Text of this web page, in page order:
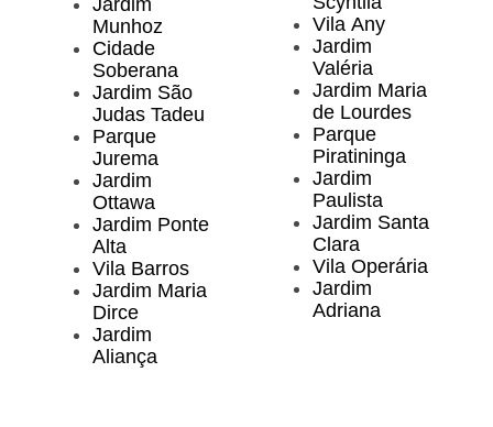
Jardim
Munhoz
Cidade
Soberana
Jardim São
Judas Tadeu
Parque
Jurema
Jardim
Ottawa
Jardim Ponte
Alta
Vila Barros
Jardim Maria
Dirce
Jardim
Aliança
Vila Any
Jardim
Valéria
Jardim Maria
de Lourdes
Parque
Piratininga
Jardim
Paulista
Jardim Santa
Clara
Vila Operária
Jardim
Adriana